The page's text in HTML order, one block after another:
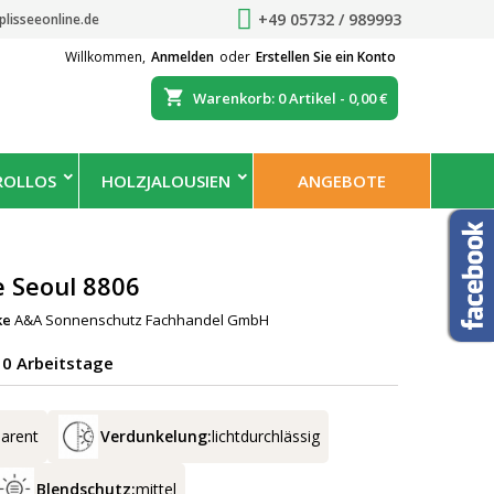
+49 05732 / 989993
Willkommen, Anmelden oder Erstellen Sie ein Konto
shopping_cart Warenkorb: 0Artikel - 0,00 €
HOLZJALOUSIEN ANGEBOTE
8806
A&A Sonnenschutz Fachhandel GmbH
Arbeitstage
Verdunkelung:lichtdurchlässig
Blendschutz:mittel